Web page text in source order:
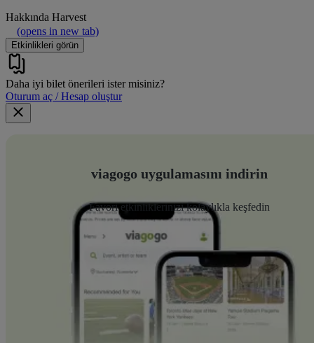
Hakkında Harvest
(opens in new tab)
Etkinlikleri görün
Daha iyi bilet önerileri ister misiniz?
Oturum aç / Hesap oluştur
viagogo uygulamasını indirin
Favori etkinliklerinizi kolaylıkla keşfedin